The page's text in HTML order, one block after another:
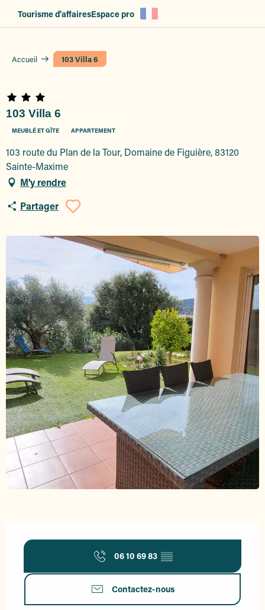
Tourisme d'affairesEspace pro
Accueil 103 Villa 6
103 Villa 6
MEUBLÉ ET GÎTE APPARTEMENT
103 route du Plan de la Tour, Domaine de Figuière, 83120
Sainte-Maxime
M'y rendre
Partager
Ajouter aux favoris
06 10 69 83 ▒▒
Contactez-nous